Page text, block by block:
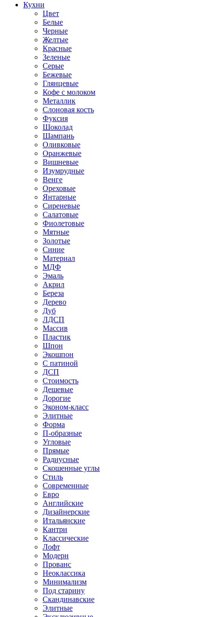
Кухни
Цвет
Белые
Черные
Желтые
Красные
Зеленые
Серые
Бежевые
Глянцевые
Кофе с молоком
Металлик
Слоновая кость
Фуксия
Шоколад
Шампань
Оливковые
Оранжевые
Вишневые
Изумрудные
Венге
Ореховые
Янтарные
Сиреневые
Салатовые
Фиолетовые
Мятные
Золотые
Синие
Материал
МДФ
Эмаль
Акрил
Береза
Дерево
Дуб
ЛДСП
Массив
Пластик
Шпон
Экошпон
С патиной
ДСП
Стоимость
Дешевые
Дорогие
Эконом-класс
Элитные
Форма
П-образные
Угловые
Прямые
Радиусные
Скошенные углы
Стиль
Современные
Евро
Английские
Дизайнерские
Итальянские
Кантри
Классические
Лофт
Модерн
Прованс
Неоклассика
Минимализм
Под старину
Скандинавские
Элитные